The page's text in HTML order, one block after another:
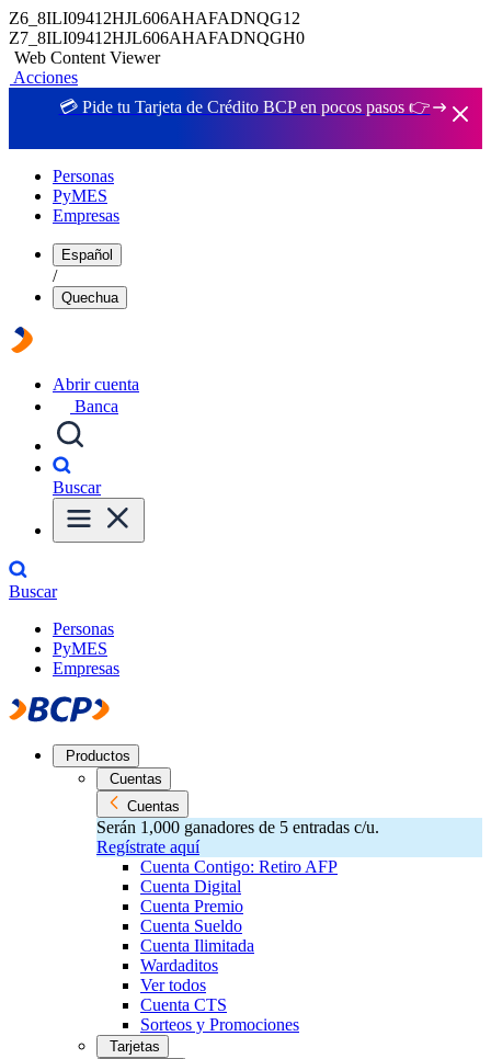
Z6_8ILI09412HJL606AHAFADNQG12
Z7_8ILI09412HJL606AHAFADNQGH0
Web Content Viewer
Acciones
💳 Pide tu Tarjeta de Crédito BCP en pocos pasos 👉
Personas
PyMES
Empresas
Español
/
Quechua
Abrir cuenta
Banca
Buscar
Buscar
Personas
PyMES
Empresas
Productos
Cuentas
Cuentas
Serán 1,000 ganadores de 5 entradas c/u.
Regístrate aquí
Cuenta Contigo: Retiro AFP
Cuenta Digital
Cuenta Premio
Cuenta Sueldo
Cuenta Ilimitada
Wardaditos
Ver todos
Cuenta CTS
Sorteos y Promociones
Tarjetas